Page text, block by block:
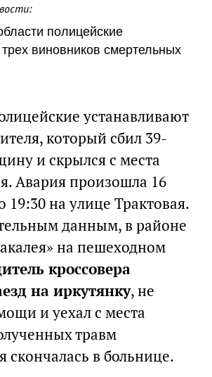
полицейские
виновников смертельных
устанавливают
который сбил 39-
и скрылся с места
Авария произошла 16
19:30 на улице Трактовая.
данным, в районе
на пешеходном
кроссовера
на иркутянку, не
и уехал с места
травм
скончалась в больнице.